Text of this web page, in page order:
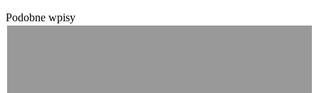
Podobne wpisy